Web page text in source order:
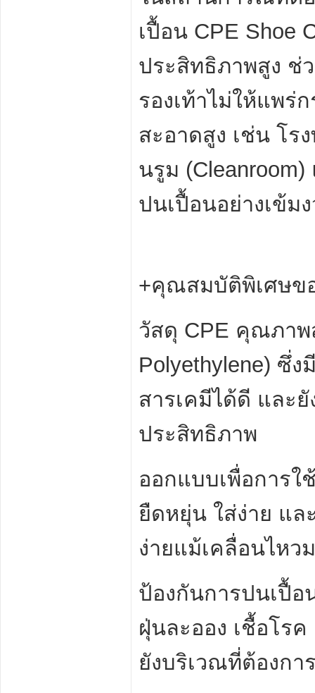
เปื้อน CPE Shoe
ประสิทธิภาพสูง ช่
รองเท้าไม่ให้แพร่
สะอาดสูง เช่น โร
นรูม
ปนเปื้อนอย่างเข้ม
+คุณสมบัติพิเศษข
วัสดุ CPE คุณภาพ
Polyethylene) ซึ่
สารเคมีได้ดี และ
ประสิทธิภาพ
ออกแบบเพื่อการใ
ยืดหยุ่น ใส่ง่าย แ
ง่ายแม้เคลื่อนไหว
ป้องกันการปนเปื้อ
ฝุ่นละออง เชื้อโร
ยังบริเวณที่ต้องกา